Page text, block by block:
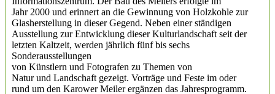
Jahr 2000 und erinnert an die Gewinnung von Holzkohle zur
Glasherstellung in dieser Gegend. Neben einer ständigen
Ausstellung zur Entwicklung dieser Kulturlandschaft seit der
letzten Kaltzeit, werden jährlich fünf bis sechs
Sonderausstellungen
von Künstlern und Fotografen zu Themen von
Natur und Landschaft gezeigt. Vorträge und Feste im oder
rund um den Karower Meiler ergänzen das Jahresprogramm.